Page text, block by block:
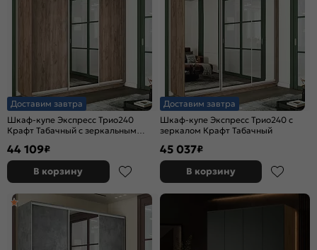
Доставим завтра
Шкаф-купе Экспресс Трио240
Крафт Табачный с зеркальным
44 109₽
В корзину
Доставим завтра
Шкаф-купе Экспресс Трио240 с
зеркалом Крафт Табачный
45 037₽
В корзину